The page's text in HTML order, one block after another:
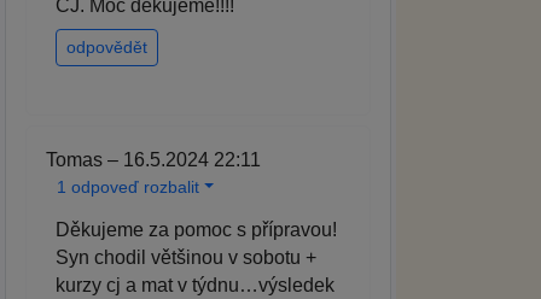
CJ. Moc děkujeme!!!!
odpovědět
Tomas – 16.5.2024 22:11
1 odpoveď rozbalit
Děkujeme za pomoc s přípravou!
Syn chodil většinou v sobotu +
kurzy cj a mat v týdnu…výsledek